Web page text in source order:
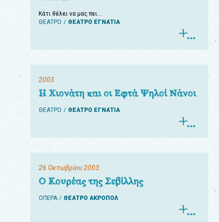
Κάτι θέλει να μας πει…
ΘΕΑΤΡΟ
ΘΕΑΤΡΟ ΕΓΝΑΤΙΑ
2003
Η Χιονάτη και οι Εφτά Ψηλοί Νάνοι
ΘΕΑΤΡΟ ΘΕΑΤΡΟ ΕΓΝΑΤΙΑ
26 Οκτωβρίου 2003
Ο Κουρέας της Σεβίλλης
ΟΠΕΡΑ ΘΕΑΤΡΟ ΑΚΡΟΠΟΛ